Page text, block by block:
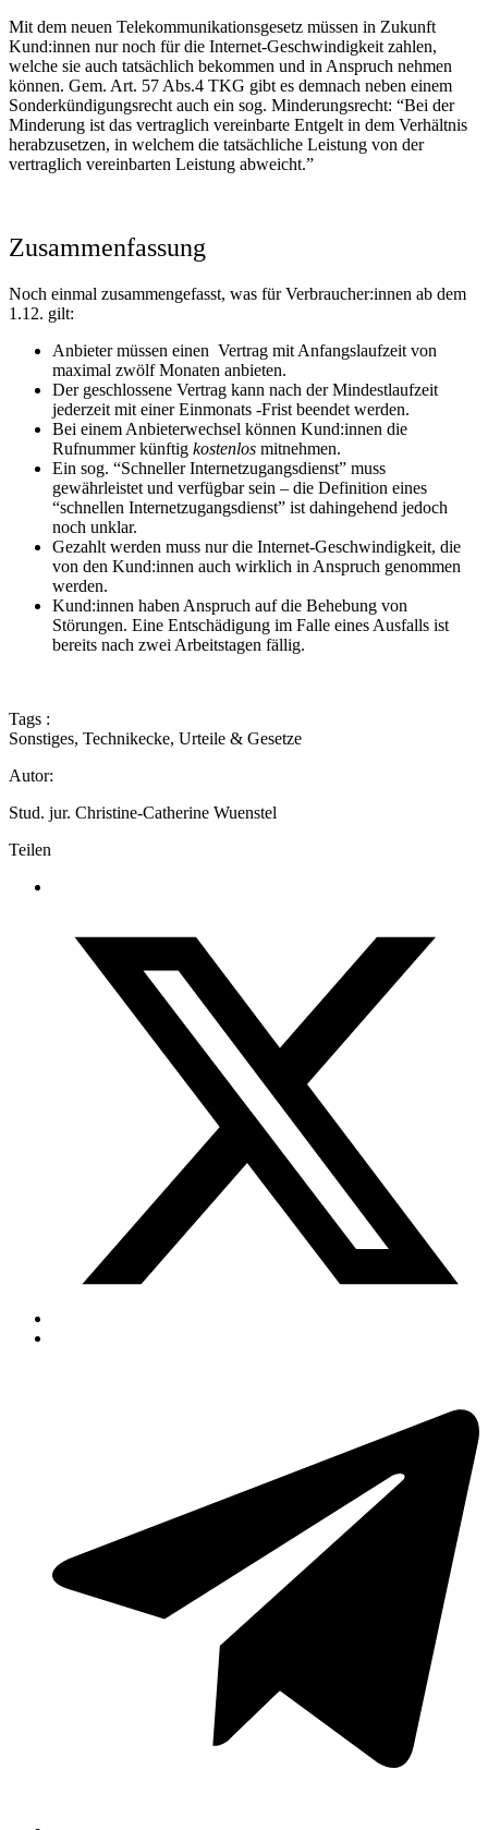
Mit dem neuen Telekommunikationsgesetz müssen in Zukunft
Kund:innen nur noch für die Internet-Geschwindigkeit zahlen,
welche sie auch tatsächlich bekommen und in Anspruch nehmen
können. Gem. Art. 57 Abs.4 TKG gibt es demnach neben einem
Sonderkündigungsrecht auch ein sog. Minderungsrecht: “Bei der
Minderung ist das vertraglich vereinbarte Entgelt in dem Verhältnis
herabzusetzen, in welchem die tatsächliche Leistung von der
vertraglich vereinbarten Leistung abweicht.”
Zusammenfassung
Noch einmal zusammengefasst, was für Verbraucher:innen ab dem
1.12. gilt:
Anbieter müssen einen Vertrag mit Anfangslaufzeit von
maximal zwölf Monaten anbieten.
Der geschlossene Vertrag kann nach der Mindestlaufzeit
jederzeit mit einer Einmonats -Frist beendet werden.
Bei einem Anbieterwechsel können Kund:innen die
Rufnummer künftig kostenlos mitnehmen.
Ein sog. “Schneller Internetzugangsdienst” muss
gewährleistet und verfügbar sein – die Definition eines
“schnellen Internetzugangsdienst” ist dahingehend jedoch
noch unklar.
Gezahlt werden muss nur die Internet-Geschwindigkeit, die
von den Kund:innen auch wirklich in Anspruch genommen
werden.
Kund:innen haben Anspruch auf die Behebung von
Störungen. Eine Entschädigung im Falle eines Ausfalls ist
bereits nach zwei Arbeitstagen fällig.
Tags :
Sonstiges, Technikecke, Urteile & Gesetze
Autor:
Stud. jur. Christine-Catherine Wuenstel
Teilen